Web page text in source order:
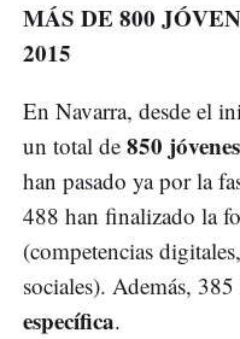
MÁS DE 800
2015
En Navarra, desde el
un total de 850
han pasado ya por la
488 han finalizado la
(competencias
sociales). Además,
específica.